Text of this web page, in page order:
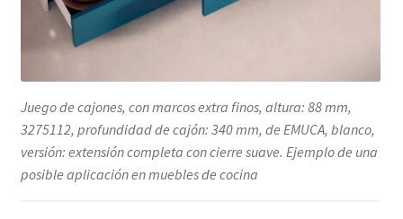
Juego de cajones, con marcos extra finos, altura: 88 mm,
3275112, profundidad de cajón: 340 mm, de EMUCA, blanco,
versión: extensión completa con cierre suave. Ejemplo de una
posible aplicación en muebles de cocina